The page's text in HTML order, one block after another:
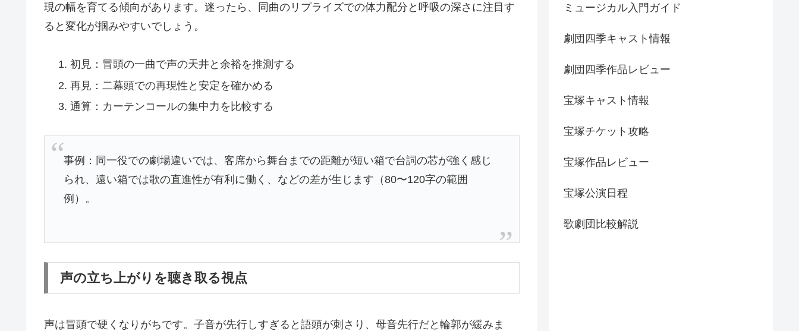
現の幅を育てる傾向があります。迷ったら、同曲のリプライズでの体力配分と呼吸の深さに注目す
ると変化が掴みやすいでしょう。
初見：冒頭の一曲で声の天井と余裕を推測する
再見：二幕頭での再現性と安定を確かめる
通算：カーテンコールの集中力を比較する
事例：同一役での劇場違いでは、客席から舞台までの距離が短い箱で台詞の芯が強く感じ
られ、遠い箱では歌の直進性が有利に働く、などの差が生じます（80〜120字の範囲
例）。
声の立ち上がりを聴き取る視点
声は冒頭で硬くなりがちです。子音が先行しすぎると語頭が刺さり、母音先行だと輪郭が緩みま
ミュージカル入門ガイド
劇団四季キャスト情報
劇団四季作品レビュー
宝塚キャスト情報
宝塚チケット攻略
宝塚作品レビュー
宝塚公演日程
歌劇団比較解説